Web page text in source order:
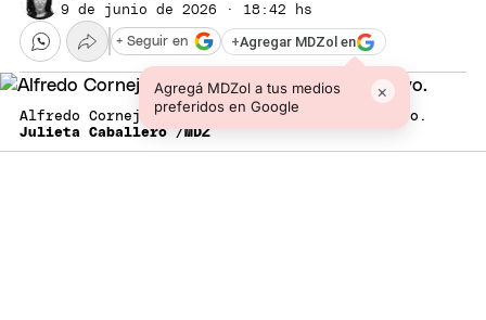
9 de junio de 2026 · 18:42 hs
+Agregar MDZol en
Agregá MDZol a tus medios
preferidos en Google
×
+ Seguir en
Alfredo Cornejo en las elecciones de la UNCuyo.
Julieta Caballero /MDZ